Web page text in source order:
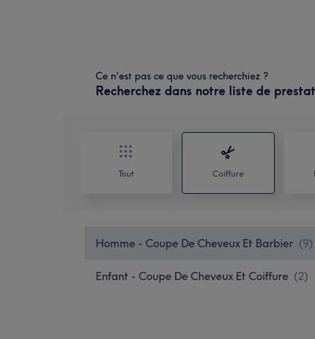
Ce n'est pas ce que vous recherchiez ?
Recherchez dans notre liste de
Tout Coiffure
Homme - Coupe De Cheveux Et Barbier (9)
Enfant - Coupe De Cheveux Et Coiffure (2)